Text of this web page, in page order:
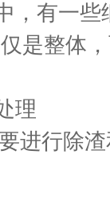
，有一些
是整体
理
进行除